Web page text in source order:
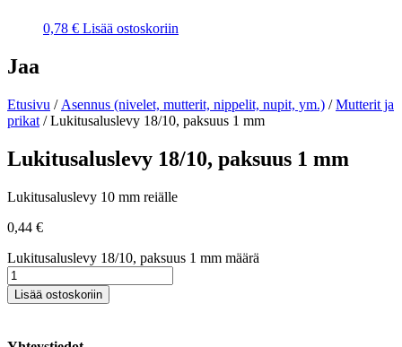
0,78 € Lisää ostoskoriin
Jaa
Etusivu / Asennus (nivelet, mutterit, nippelit, nupit, ym.) /Mutterit ja
prikat / Lukitusaluslevy 18/10, paksuus 1 mm
Lukitusaluslevy 18/10, paksuus 1 mm
Lukitusaluslevy 10 mm reiälle
0,44 €
Lukitusaluslevy 18/10, paksuus 1 mm määrä
Lisää ostoskoriin